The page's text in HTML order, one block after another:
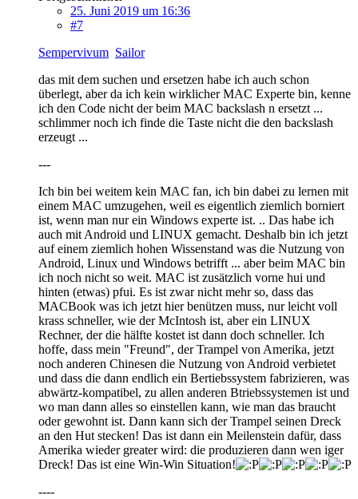
25. Juni 2019 um 16:36
#7
Sempervivum Sailor
das mit dem suchen und ersetzen habe ich auch schon
überlegt, aber da ich kein wirklicher MAC Experte bin, kenne
ich den Code nicht der beim MAC backslash n ersetzt ...
schlimmer noch ich finde die Taste nicht die den backslash
erzeugt ...
---
Ich bin bei weitem kein MAC fan, ich bin dabei zu lernen mit
einem MAC umzugehen, weil es eigentlich ziemlich borniert
ist, wenn man nur ein Windows experte ist. .. Das habe ich
auch mit Android und LINUX gemacht. Deshalb bin ich jetzt
auf einem ziemlich hohen Wissenstand was die Nutzung von
Android, Linux und Windows betrifft ... aber beim MAC bin
ich noch nicht so weit. MAC ist zusätzlich vorne hui und
hinten (etwas) pfui. Es ist zwar nicht mehr so, dass das
MACBook was ich jetzt hier benützen muss, nur leicht voll
krass schneller, wie der McIntosh ist, aber ein LINUX
Rechner, der die hälfte kostet ist dann doch schneller. Ich
hoffe, dass mein "Freund", der Trampel von Amerika, jetzt
noch anderen Chinesen die Nutzung von Android verbietet
und dass die dann endlich ein Bertiebssystem fabrizieren, was
abwärtz-kompatibel, zu allen anderen Btriebssystemen ist und
wo man dann alles so einstellen kann, wie man das braucht
oder gewohnt ist. Dann kann sich der Trampel seinen Dreck
an den Hut stecken! Das ist dann ein Meilenstein dafür, dass
Amerika wieder greater wird: die produzieren dann wen iger
Dreck! Das ist eine Win-Win Situation!
----